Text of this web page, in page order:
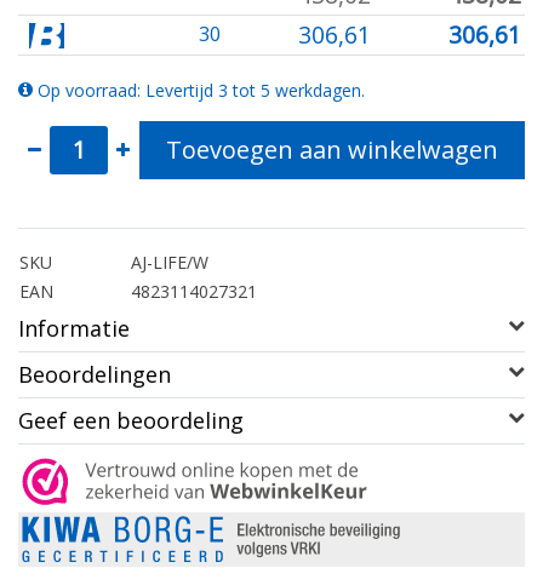
30 306,61 306,61
Op voorraad: Levertijd 3 tot 5 werkdagen.
Toevoegen aan winkelwagen
SKU
AJ-LIFE/W
EAN
4823114027321
Informatie
Beoordelingen
Geef een beoordeling